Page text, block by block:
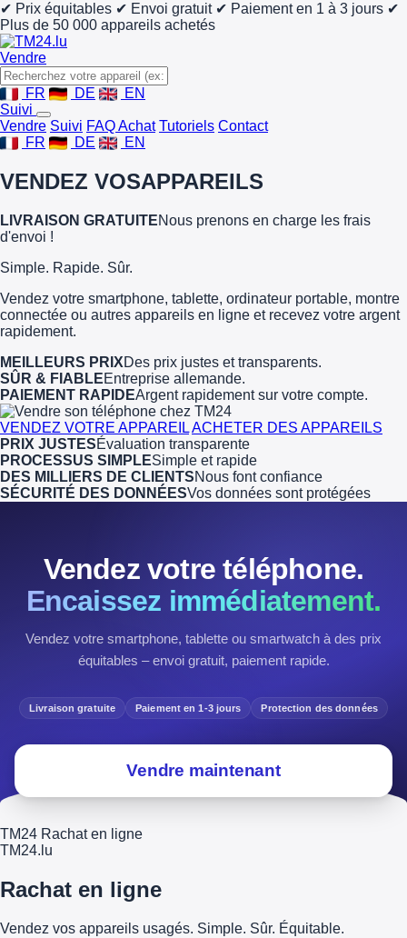
✔ Prix équitables ✔ Envoi gratuit ✔ Paiement en 1 à 3 jours ✔
Plus de 50 000 appareils achetés
Vendre
FR DE
EN
Suivi
Vendre Suivi FAQ Achat Tutoriels Contact
FR
DE EN
VENDEZ VOSAPPAREILS
LIVRAISON GRATUITENous prenons en charge les frais
d'envoi !
Simple. Rapide. Sûr.
Vendez votre smartphone, tablette, ordinateur portable, montre
connectée ou autres appareils en ligne et recevez votre argent
rapidement.
MEILLEURS PRIXDes prix justes et transparents.
SÛR & FIABLEEntreprise allemande.
PAIEMENT RAPIDEArgent rapidement sur votre compte.
VENDEZ VOTRE APPAREILACHETER DES APPAREILS
PRIX JUSTESÉvaluation transparente
PROCESSUS SIMPLESimple et rapide
DES MILLIERS DE CLIENTSNous font confiance
SÉCURITÉ DES DONNÉESVos données sont protégées
Vendez votre téléphone.
Encaissez immédiatement.
Vendez votre smartphone, tablette ou smartwatch à des prix
équitables – envoi gratuit, paiement rapide.
Livraison gratuite Paiement en 1-3 jours Protection des données
Vendre maintenant
TM24 Rachat en ligne
TM24.lu
Rachat en ligne
Vendez vos appareils usagés. Simple. Sûr. Équitable.